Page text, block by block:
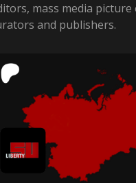
mass media
and publishers.